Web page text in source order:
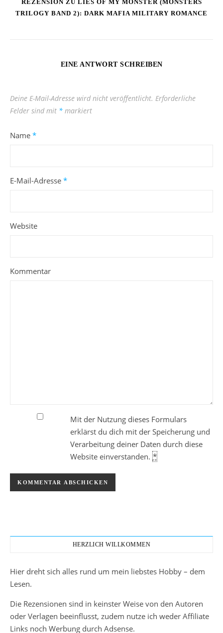
REZENSION ZU LIES OF MY MONSTER (MONSTERS
TRILOGY BAND 2): DARK MAFIA MILITARY ROMANCE
EINE ANTWORT SCHREIBEN
Deine E-Mail-Adresse wird nicht veröffentlicht. Erforderliche
Felder sind mit * markiert
Name *
E-Mail-Adresse *
Website
Kommentar
Mit der Nutzung dieses Formulars
erklärst du dich mit der Speicherung und
Verarbeitung deiner Daten durch diese
Website einverstanden. *
HERZLICH WILLKOMMEN
Hier dreht sich alles rund um mein liebstes Hobby – dem
Lesen.
Die Rezensionen sind in keinster Weise von den Autoren
oder Verlagen beeinflusst, zudem nutze ich weder Affiliate
Links noch Werbung durch Adsense.